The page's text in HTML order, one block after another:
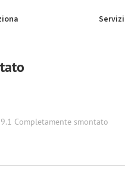
Servizi
Completamente smontato